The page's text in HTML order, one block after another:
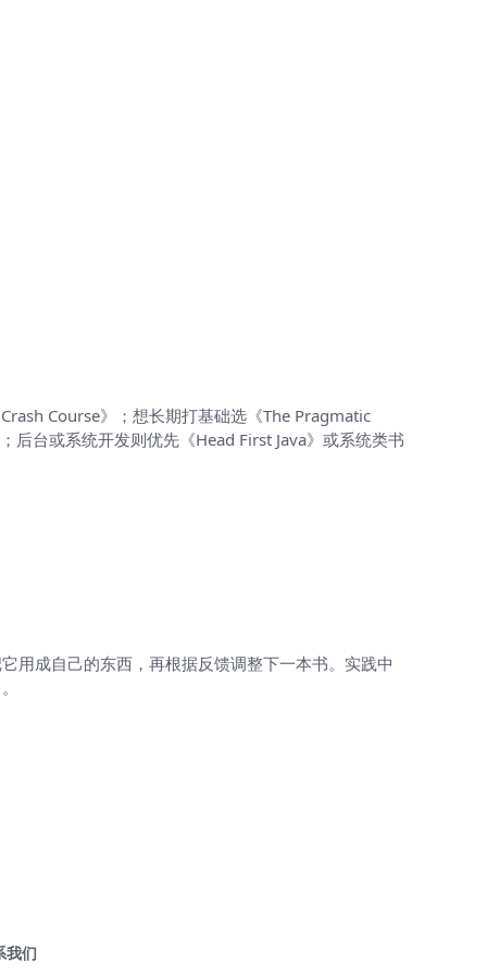
Course》；想长期打基础选《The Pragmatic
台或系统开发则优先《Head First Java》或系统类书
用成自己的东西，再根据反馈调整下一本书。实践中
我们